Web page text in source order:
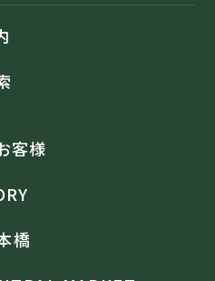
客様
橋